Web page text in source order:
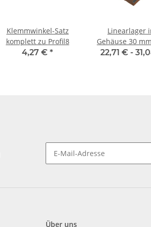
Klemmwinkel-Satz
komplett zu Profil8
4,27 € *
Linearlager
Gehäuse 30
SMA-L
22,71 € -
Über uns